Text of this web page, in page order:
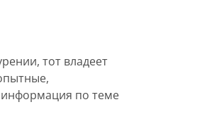
тот владеет
по теме